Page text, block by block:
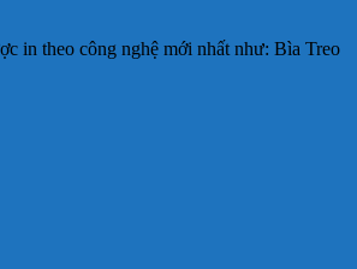
in theo công nghệ mới nhất như: Bìa Treo